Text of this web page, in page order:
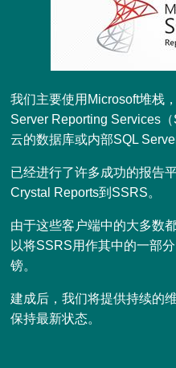
我们主要使用Microsoft堆栈
Server Reporting Services
云的数据库或内部SQL
已经进行了许多成功的报告
Crystal Reports到SSRS。
由于这些客户端中的大多数
以将SSRS用作其中的一部
镑。
建成后，我们将提供持续的
保持最新状态。